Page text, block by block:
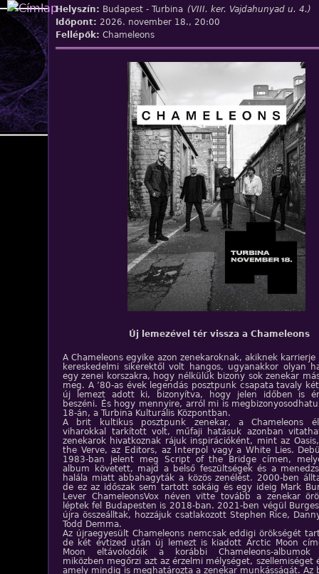
Jump to navigation
Helyszín: Budapest - Turbina (VIII. ker. Vajdahunyad u. 4.)
Időpont: 2026. november 18., 20:00
Fellépők: Chameleons
Új lemezével tér vissza a Chameleons
A Chameleons egyike azon zenekaroknak, akiknek
kereskedelmi sikerektől volt hangos, ugyanakkor olyan
egy zenei korszakra, hogy nélkülük bizony sok zenekar
meg. A ’80-as évek legendás posztpunk csapata tavaly
új lemezt adott ki, bizonyítva, hogy jelen időben is
beszéni. És hogy mennyire, arról mi is
18-án, a Turbina Kulturális Központban.
A brit kultikus posztpunk zenekar, a Chameleons
viharokkal tarkított volt, műfaji hatásuk azonban
zenekarok hivatkoznak rájuk inspirációként, mint az
the Verve, az Editors, az Interpol vagy a White Lies.
1983-ban jelent meg Script of the Bridge címen,
album követett, majd a belső feszültségek és a
halála miatt abbahagyták a közös zenélést. 2000-ben
de ez az időszak sem tartott sokáig és egy ideig Mark
Lever ChameleonsVox néven vitte tovább a zenekar
léptek fel Budapesten is 2018-ban. 2021-ben végül
újra összeálltak, hozzájuk csatlakozott Stephen Rice,
Todd Demma.
Az újraegyesült Chameleons nemcsak eddigi örökségét
de két évtized után új lemezt is kiadott Arctic Moon
Moon eltávolodóik a korábbi Chameleons-albumok
miközben megőrzi azt az érzelmi mélységet, szellemiséget
amely mindig is meghatározta a zenekar munkásságát. Az